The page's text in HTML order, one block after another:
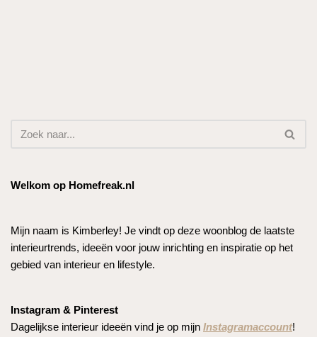
Welkom op Homefreak.nl
Mijn naam is Kimberley! Je vindt op deze woonblog de laatste
interieurtrends, ideeën voor jouw inrichting en inspiratie op het
gebied van interieur en lifestyle.
Instagram & Pinterest
Dagelijkse interieur ideeën vind je op mijn Instagramaccount!